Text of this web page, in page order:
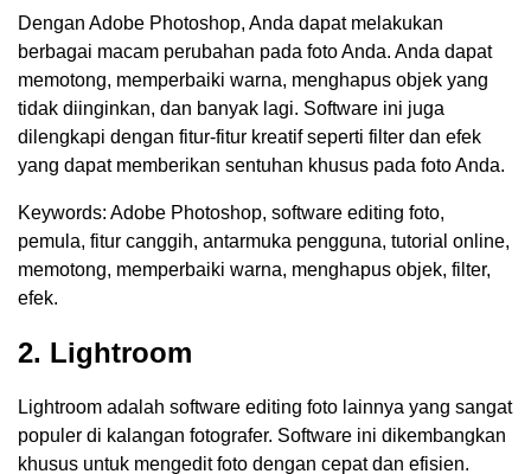
Dengan Adobe Photoshop, Anda dapat melakukan
berbagai macam perubahan pada foto Anda. Anda dapat
memotong, memperbaiki warna, menghapus objek yang
tidak diinginkan, dan banyak lagi. Software ini juga
dilengkapi dengan fitur-fitur kreatif seperti filter dan efek
yang dapat memberikan sentuhan khusus pada foto Anda.
Keywords: Adobe Photoshop, software editing foto,
pemula, fitur canggih, antarmuka pengguna, tutorial online,
memotong, memperbaiki warna, menghapus objek, filter,
efek.
2. Lightroom
Lightroom adalah software editing foto lainnya yang sangat
populer di kalangan fotografer. Software ini dikembangkan
khusus untuk mengedit foto dengan cepat dan efisien.